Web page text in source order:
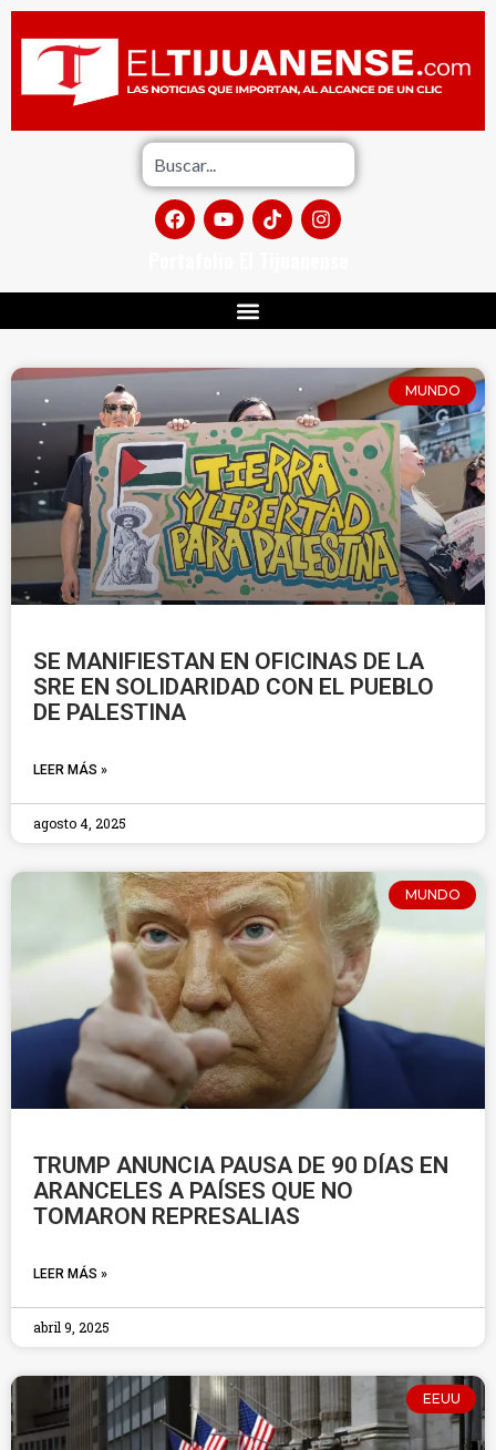
MUNDO
SE MANIFIESTAN EN OFICINAS DE LA
SRE EN SOLIDARIDAD CON EL PUEBLO
DE PALESTINA
LEER MÁS »
agosto 4, 2025
MUNDO
TRUMP ANUNCIA PAUSA DE 90 DÍAS EN
ARANCELES A PAÍSES QUE NO
TOMARON REPRESALIAS
LEER MÁS »
abril 9, 2025
EEUU